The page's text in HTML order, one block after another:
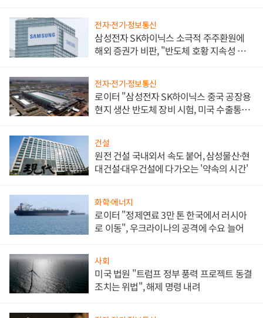
전자·전기·정보통신
삼성전자 SK하이닉스 소극적 주주환원에
해외 증권가 비판, "반도체 호황 지속성 의
전자·전기·정보통신
로이터 "삼성전자 SK하이닉스 중국 공장용
현지 생산 반도체 장비 시험, 미국 수출통제
건설
원전 건설 국내외서 속도 붙어, 삼성물산·현
대건설·대우건설에 다가오는 '약속의 시간'
화학·에너지
로이터 "정제연료 3만 톤 한국에서 러시아
로 이동", 우크라이나의 공격에 수요 늘어
사회
미국 법원 "트럼프 정부 풍력 프로젝트 동결
조치는 위법", 해제 명령 내려